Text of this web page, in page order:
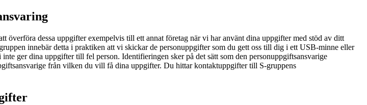
dessa uppgifter exempelvis till ett annat företag när vi har använt dina uppgifter med stöd av ditt
innebär detta i praktiken att vi skickar de personuppgifter som du gett oss till dig i ett USB-minne eller
ger dina uppgifter till fel person. Identifieringen sker på det sätt som den personuppgiftsansvarige
från vilken du vill få dina uppgifter. Du hittar kontaktuppgifter till S-gruppens